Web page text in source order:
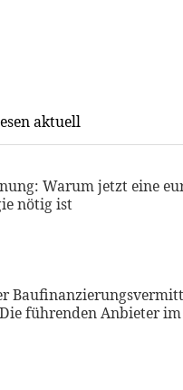
aktuell
Warum jetzt eine
nötig ist
führenden Anbieter